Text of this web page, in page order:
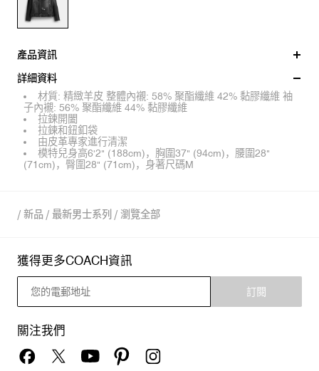
產品資訊
詳細資料
材質: 精緻羊皮 整體內襯: 58% 聚酯纖維 42% 黏膠纖維 袖
子內襯: 56% 聚酯纖維 44% 黏膠纖維
拉鍊開闔
拉鍊和鈕釦袋
由皮革專家進行清潔
模特兒身高6'2" (188cm)，胸圍37" (94cm)，腰圍28"
(71cm)，臀圍28" (71cm)，身著尺碼M
/ 新品 / 最新男士系列 / 瀏覽全部
獲得更多COACH資訊
訂閱
關注我們